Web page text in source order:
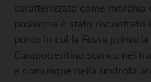
caratterizzato come morchia
problema è stato riscontrato
punto in cui la Fossa
Campotrentino scarica nel
e comunque nella limitrofa